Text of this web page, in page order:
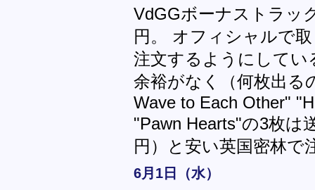
VdGGボーナストラッ
円。 オフィシャルで
注文するようにしてい
余裕がなく（何枚出る
Wave to Each Other"
"Pawn Hearts"の3枚は
円）と安い英国密林で
6月1日（水）